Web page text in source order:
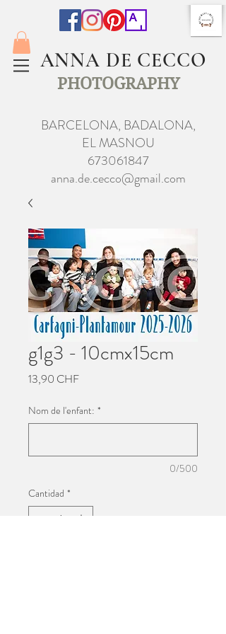
ANNA DE CECCO
PHOTOGRAPHY
BARCELONA, BADALONA,
EL MASNOU
673061847
anna.de.cecco@gmail.com
g1g3 - 10cmx15cm
13,90 CHFPrecio
Nom de l'enfant: *
0/500
Cantidad *